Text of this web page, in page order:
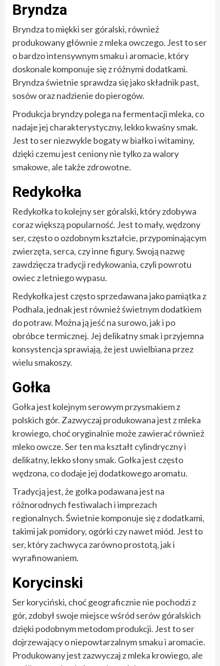
Bryndza
Bryndza to miękki ser góralski, również
produkowany głównie z mleka owczego. Jest to ser
o bardzo intensywnym smaku i aromacie, który
doskonale komponuje się z różnymi dodatkami.
Bryndza świetnie sprawdza się jako składnik past,
sosów oraz nadzienie do pierogów.
Produkcja bryndzy polega na fermentacji mleka, co
nadaje jej charakterystyczny, lekko kwaśny smak.
Jest to ser niezwykle bogaty w białko i witaminy,
dzięki czemu jest ceniony nie tylko za walory
smakowe, ale także zdrowotne.
Redykołka
Redykołka to kolejny ser góralski, który zdobywa
coraz większą popularność. Jest to mały, wędzony
ser, często o ozdobnym kształcie, przypominającym
zwierzęta, serca, czy inne figury. Swoją nazwę
zawdzięcza tradycji redykowania, czyli powrotu
owiec z letniego wypasu.
Redykołka jest często sprzedawana jako pamiątka z
Podhala, jednak jest również świetnym dodatkiem
do potraw. Można ją jeść na surowo, jak i po
obróbce termicznej. Jej delikatny smak i przyjemna
konsystencja sprawiają, że jest uwielbiana przez
wielu smakoszy.
Gołka
Gołka jest kolejnym serowym przysmakiem z
polskich gór. Zazwyczaj produkowana jest z mleka
krowiego, choć oryginalnie może zawierać również
mleko owcze. Ser ten ma kształt cylindryczny i
delikatny, lekko słony smak. Gołka jest często
wędzona, co dodaje jej dodatkowego aromatu.
Tradycją jest, że gołka podawana jest na
różnorodnych festiwalach i imprezach
regionalnych. Świetnie komponuje się z dodatkami,
takimi jak pomidory, ogórki czy nawet miód. Jest to
ser, który zachwyca zarówno prostotą, jak i
wyrafinowaniem.
Korycinski
Ser koryciński, choć geograficznie nie pochodzi z
gór, zdobył swoje miejsce wśród serów góralskich
dzięki podobnym metodom produkcji. Jest to ser
dojrzewający o niepowtarzalnym smaku i aromacie.
Produkowany jest zazwyczaj z mleka krowiego, ale